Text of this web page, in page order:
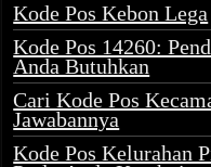
Kode Pos Kebon Lega
Kode Pos 14260:
Anda Butuhkan
Cari Kode Pos
Jawabannya
Kode Pos Kelurahan